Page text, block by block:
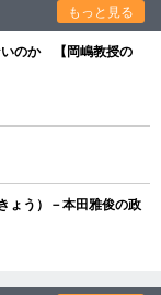
もっと見る
いのか 【岡嶋教授の
ょう）－本田雅俊の政